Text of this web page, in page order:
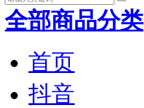
全部商品分类
首页
抖音